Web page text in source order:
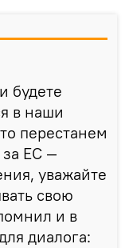
будете
в наши
перестанем
за ЕС —
уважайте
свою
и в
диалога: